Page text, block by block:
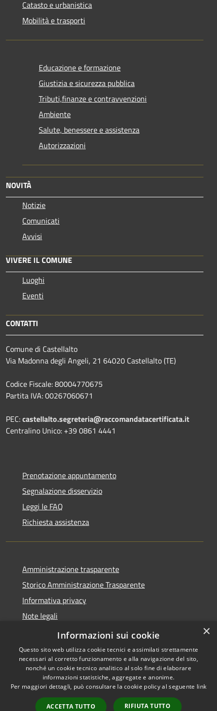
Catasto e urbanistica
Mobilità e trasporti
Educazione e formazione
Giustizia e sicurezza pubblica
Tributi,finanze e contravvenzioni
Ambiente
Salute, benessere e assistenza
Autorizzazioni
NOVITÀ
Notizie
Comunicati
Avvisi
VIVERE IL COMUNE
Luoghi
Eventi
CONTATTI
Comune di Castellalto
Via Madonna degli Angeli, 21 64020 Castellalto (TE)
Codice Fiscale: 80004770675
Partita IVA: 00267060671
PEC:castellalto.segreteria@raccomandatacertificata.it
Centralino Unico: +39 0861 4441
Prenotazione appuntamento
Segnalazione disservizio
Leggi le FAQ
Richiesta assistenza
Amministrazione trasparente
Storico Amministrazione Trasparente
Informativa privacy
Note legali
Dichiarazione di accessibilità
Accessibilità
Copyright © 2026 • Comune di
Castellalto • Powered by
Municipium•
Accesso
×
Informazioni sui cookie
Questo sito web utilizza cookie tecnici e assimilati strettamente
necessari al corretto funzionamento e alla navigazione del sito,
nonché un cookie tecnico analitico al solo fine di elaborare
informazioni statistiche, aggregate e anonime.
Per maggiori dettagli, può consultare la cookie policy al seguente link
ACCETTA TUTTO RIFIUTA TUTTO